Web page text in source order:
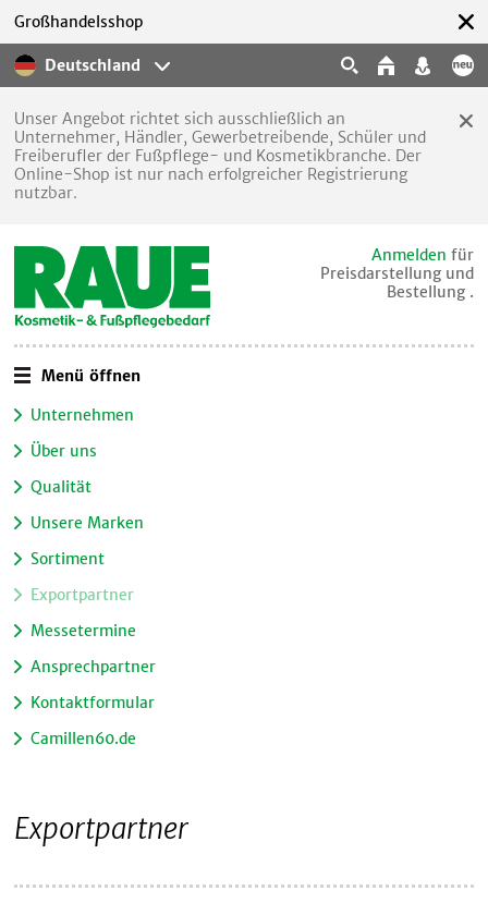
Deutschland
Großhandelsshop
Unser Angebot richtet sich ausschließlich an
Unternehmer, Händler, Gewerbetreibende, Schüler und
Freiberufler der Fußpflege- und Kosmetikbranche. Der
Online-Shop ist nur nach erfolgreicher Registrierung
nutzbar.
Anmelden für
Preisdarstellung und
Bestellung .
Menü öffnen
Unternehmen
Über uns
Qualität
Unsere Marken
Sortiment
Exportpartner
Messetermine
Ansprechpartner
Kontaktformular
Camillen60.de
Exportpartner